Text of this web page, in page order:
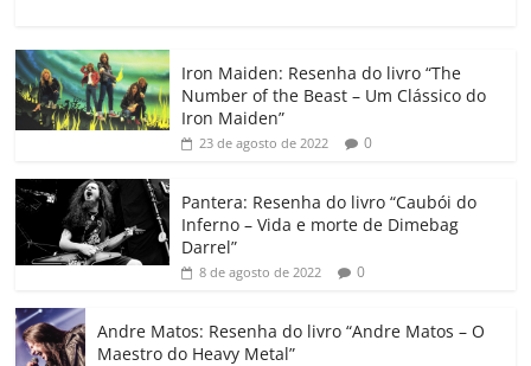
c
e
b
o
o
k
itt
er
at
s
A
p
e
dI
gl
e
Cl
a
ss
ro
o
p
y
Li
k
m
p
h
ar
Iron Maiden: Resenha do livro “The
Number of the Beast – Um Clássico do
Iron Maiden”
23 de agosto de 2022 0
Pantera: Resenha do livro “Caubói do
Inferno – Vida e morte de Dimebag
Darrel”
8 de agosto de 2022 0
Andre Matos: Resenha do livro “Andre Matos – O
Maestro do Heavy Metal”